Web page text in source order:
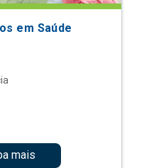
em Saúde
mais